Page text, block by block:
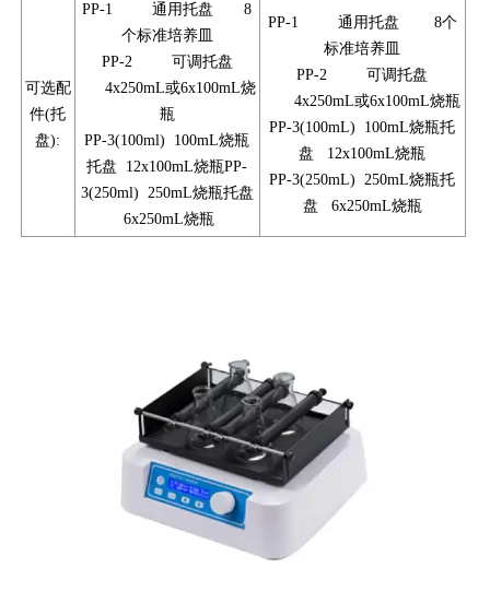
可选配
件(托
盘):
PP-1 通用托盘 8
个标准培养皿
PP-2 可调托盘
4x250mL或6x100mL烧
瓶
PP-3(100ml) 100mL烧瓶
托盘 12x100mL烧瓶PP-
3(250ml) 250mL烧瓶托盘
6x250mL烧瓶
PP-1 通用托盘 8个
标准培养皿
PP-2 可调托盘
4x250mL或6x100mL烧瓶
PP-3(100mL) 100mL烧瓶托
盘 12x100mL烧瓶
PP-3(250mL) 250mL烧瓶托
盘 6x250mL烧瓶